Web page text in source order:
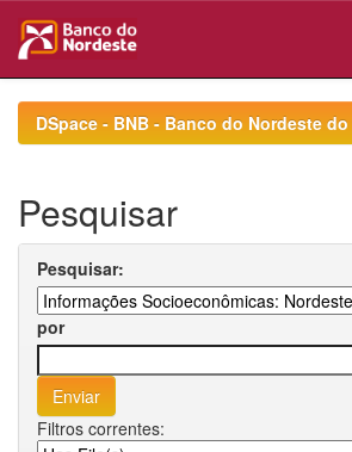
navigationDSpace - BNB - Banco do Nordeste
Pesquisar
Pesquisar:
por
Filtros correntes: